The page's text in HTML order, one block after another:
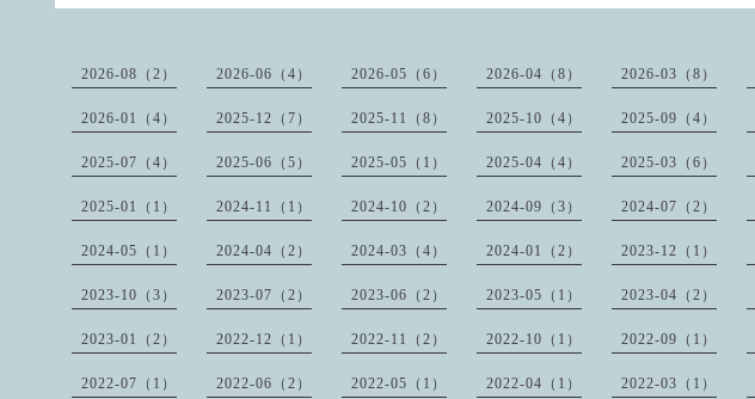
2026-08（2） 2026-06（4） 2026-05（6） 2026-04（8） 2026-03（8）
2026-01（4） 2025-12（7） 2025-11（8） 2025-10（4） 2025-09（4）
2025-07（4） 2025-06（5） 2025-05（1） 2025-04（4） 2025-03（6）
2025-01（1） 2024-11（1） 2024-10（2） 2024-09（3） 2024-07（2）
2024-05（1） 2024-04（2） 2024-03（4） 2024-01（2） 2023-12（1）
2023-10（3） 2023-07（2） 2023-06（2） 2023-05（1） 2023-04（2）
2023-01（2） 2022-12（1） 2022-11（2） 2022-10（1） 2022-09（1）
2022-07（1） 2022-06（2） 2022-05（1） 2022-04（1） 2022-03（1）